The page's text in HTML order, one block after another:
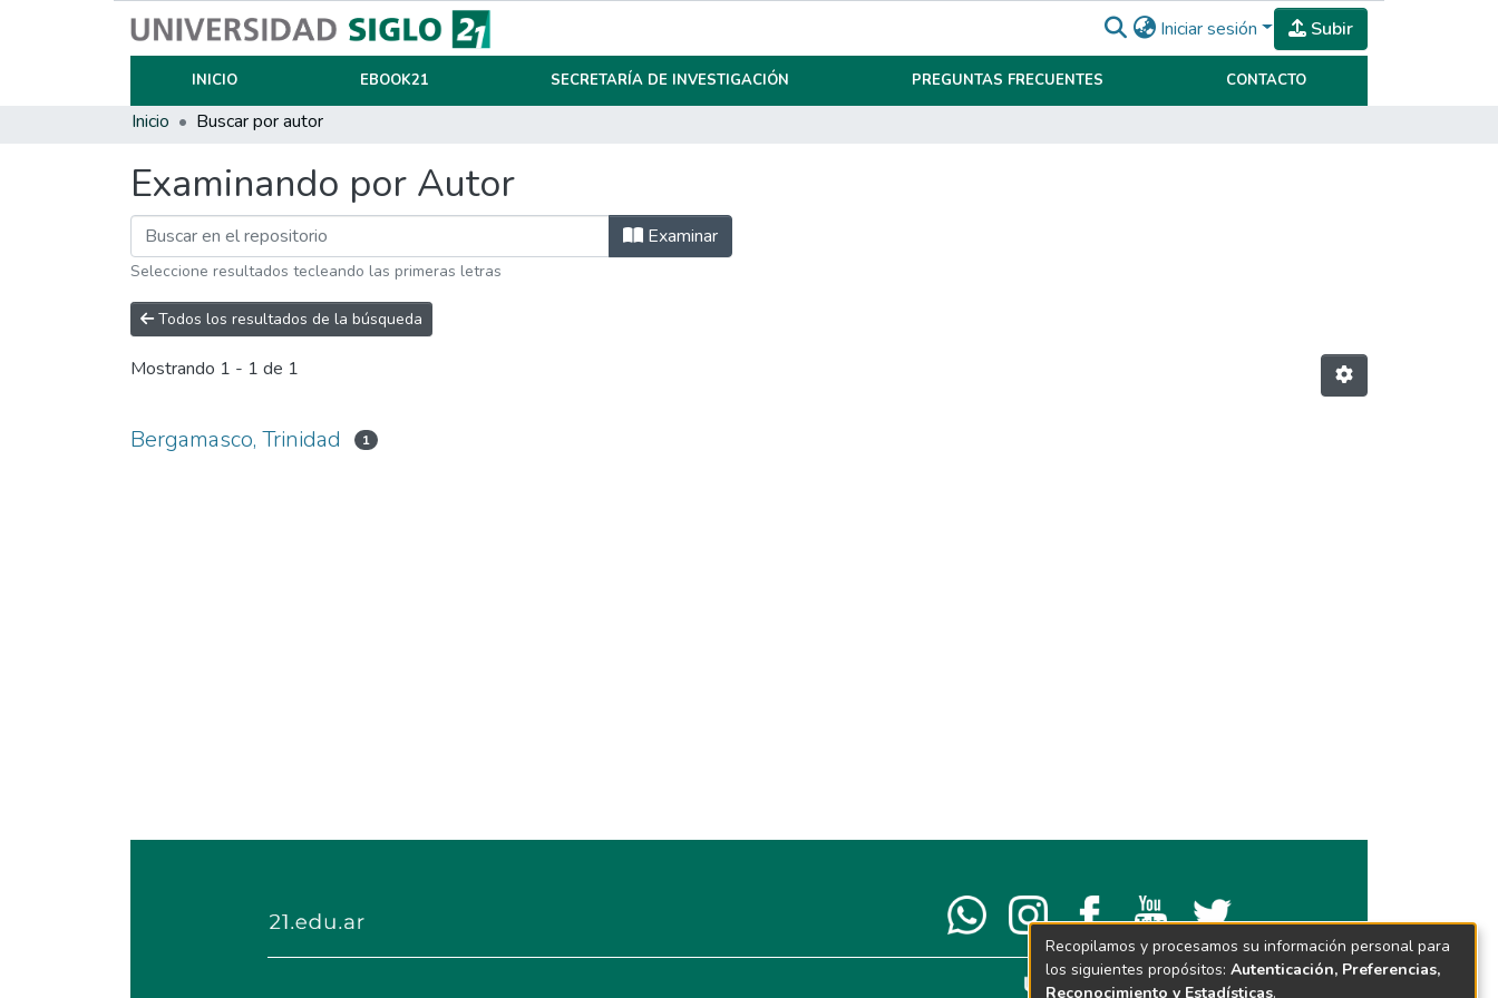
Iniciar sesión Subir
INICIO EBOOK21 SECRETARÍA DE INVESTIGACIÓN PREGUNTAS FRECUENTES CONTACTO
Inicio Buscar por autor
Examinando por Autor
Examinar
Seleccione resultados tecleando las primeras letras
Todos los resultados de la búsqueda
Mostrando 1 - 1 de 1
Bergamasco, Trinidad 1
Recopilamos y procesamos su información personal para
los siguientes propósitos: Autenticación, Preferencias,
Reconocimiento y Estadísticas.